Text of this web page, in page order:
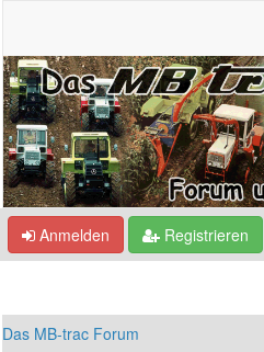
Anmelden Registrieren
Das MB-trac Forum